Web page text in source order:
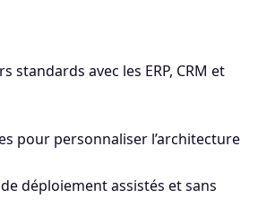
standards avec les ERP, CRM et
pour personnaliser l’architecture
déploiement assistés et sans